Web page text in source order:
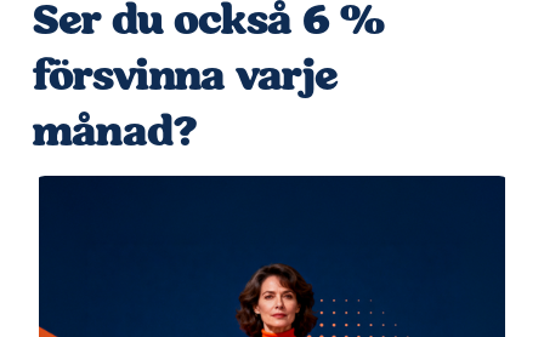
Ser du också 6 %
försvinna varje
månad?